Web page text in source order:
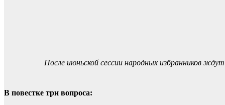
После июньской сессии народных избранников
В повестке три вопроса: